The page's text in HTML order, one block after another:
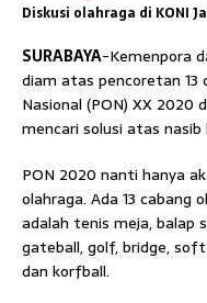
Diskusi olahraga di KONI
SURABAYA-Kemenpora
diam atas pencoretan 13
Nasional (PON) XX 2020
mencari solusi atas nasib
PON 2020 nanti hanya
olahraga. Ada 13 cabang
adalah tenis meja, balap
gateball, golf, bridge,
dan korfball.